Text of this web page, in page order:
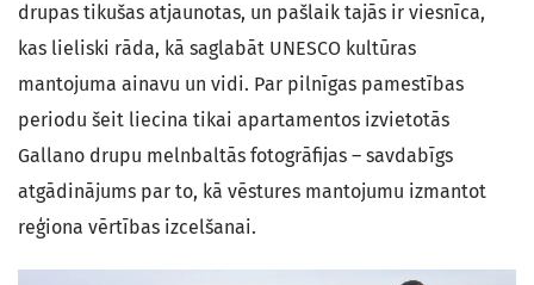
drupas tikušas atjaunotas, un pašlaik tajās ir viesnīca,
kas lieliski rāda, kā saglabāt UNESCO kultūras
mantojuma ainavu un vidi. Par pilnīgas pamestības
periodu šeit liecina tikai apartamentos izvietotās
Gallano drupu melnbaltās fotogrāfijas – savdabīgs
atgādinājums par to, kā vēstures mantojumu izmantot
reģiona vērtības izcelšanai.